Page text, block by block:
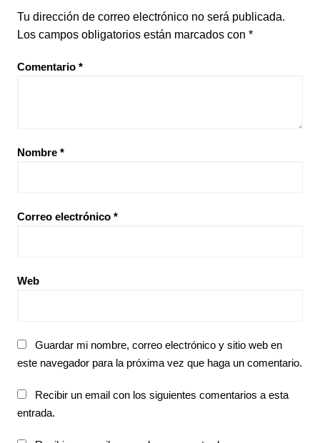
Tu dirección de correo electrónico no será publicada.
Los campos obligatorios están marcados con *
Comentario *
Nombre *
Correo electrónico *
Web
Guardar mi nombre, correo electrónico y sitio web en
este navegador para la próxima vez que haga un comentario.
Recibir un email con los siguientes comentarios a esta
entrada.